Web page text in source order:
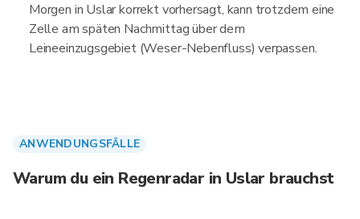
Morgen in Uslar korrekt vorhersagt, kann trotzdem eine
Zelle am späten Nachmittag über dem
Leineeinzugsgebiet (Weser-Nebenfluss) verpassen.
ANWENDUNGSFÄLLE
Warum du ein Regenradar in Uslar brauchst